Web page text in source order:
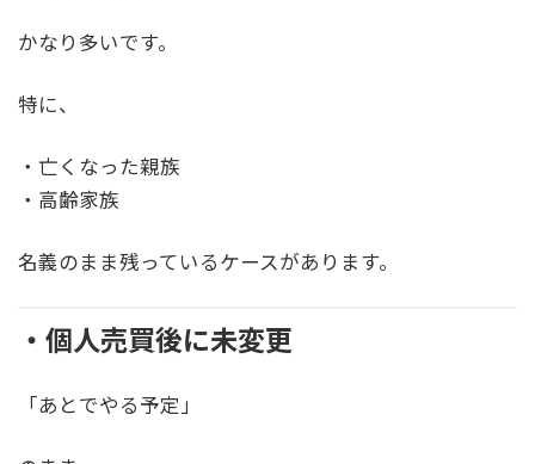
かなり多いです。
特に、
・亡くなった親族
・高齢家族
名義のまま残っているケースがあります。
・個人売買後に未変更
「あとでやる予定」